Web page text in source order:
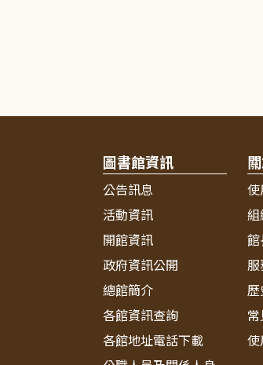
圖書館資訊
公告訊息
活動資訊
開館資訊
政府資訊公開
總館簡介
各館資訊查詢
各館地址電話下載
使
組
館
服
歷
常
使